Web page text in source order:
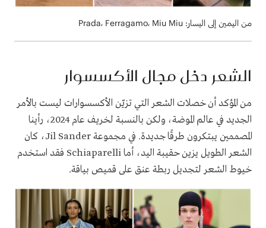
من اليمين إلى اليسار: Prada، Ferragamo، Miu Miu
الشعر دخل مجال الأكسسوار
من المؤكد أن خصلات الشعر التي تزيّن الأكسسوارات ليست بالأمر
الجديد في عالم الموضة، ولكن بالنسبة لخريف عام 2024، رأينا
المصممين يبتكرون طرقًا جديدة. في مجموعة Jil Sander، كان
الشعر الطويل يزين حقيبة اليد، أما Schiaparelli فقد استخدم
خيوط الشعر لتجديل ربطة عنق على قميص بياقة.